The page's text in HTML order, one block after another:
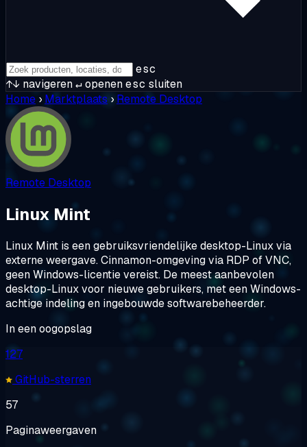
esc
↑↓ navigeren↵openenesc sluiten
Home › Marktplaats › Remote Desktop
Remote Desktop
Linux Mint
Linux Mint is een gebruiksvriendelijke desktop-Linux via
externe weergave. Cinnamon-omgeving via RDP of VNC,
geen Windows-licentie vereist. De meest aanbevolen
desktop-Linux voor nieuwe gebruikers, met een Windows-
achtige indeling en ingebouwde softwarebeheerder.
In een oogopslag
127
GitHub-sterren
57
Paginaweergaven